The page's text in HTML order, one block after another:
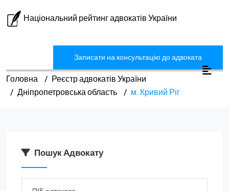
Національний рейтинг адвокатів України
Записати на консультацію до адвоката
Головна
Реєстр адвокатів України
Дніпропетровська область
м. Кривий Ріг
Пошук Адвокату